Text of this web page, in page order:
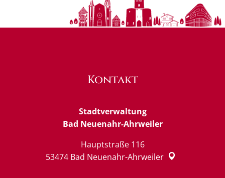
Kontakt
Stadtverwaltung
Bad Neuenahr-Ahrweiler
Hauptstraße 116
53474 Bad Neuenahr-Ahrweiler